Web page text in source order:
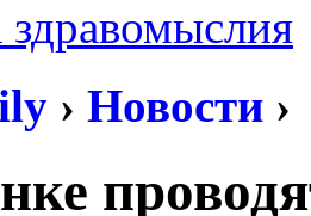
› Новости ›